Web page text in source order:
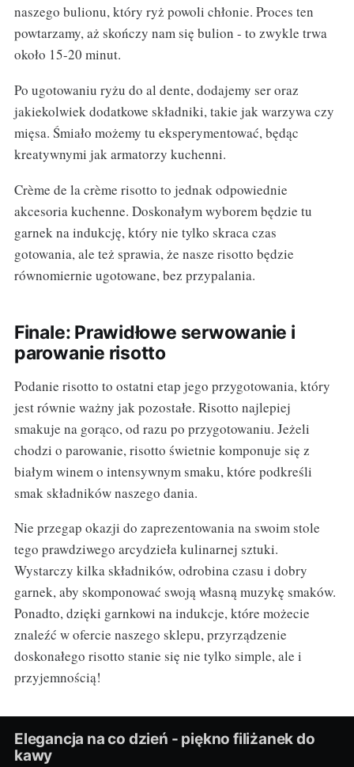
naszego bulionu, który ryż powoli chłonie. Proces ten
powtarzamy, aż skończy nam się bulion - to zwykle trwa
około 15-20 minut.
Po ugotowaniu ryżu do al dente, dodajemy ser oraz
jakiekolwiek dodatkowe składniki, takie jak warzywa czy
mięsa. Śmiało możemy tu eksperymentować, będąc
kreatywnymi jak armatorzy kuchenni.
Crème de la crème risotto to jednak odpowiednie
akcesoria kuchenne. Doskonałym wyborem będzie tu
garnek na indukcję, który nie tylko skraca czas
gotowania, ale też sprawia, że nasze risotto będzie
równomiernie ugotowane, bez przypalania.
Finale: Prawidłowe serwowanie i
parowanie risotto
Podanie risotto to ostatni etap jego przygotowania, który
jest równie ważny jak pozostałe. Risotto najlepiej
smakuje na gorąco, od razu po przygotowaniu. Jeżeli
chodzi o parowanie, risotto świetnie komponuje się z
białym winem o intensywnym smaku, które podkreśli
smak składników naszego dania.
Nie przegap okazji do zaprezentowania na swoim stole
tego prawdziwego arcydzieła kulinarnej sztuki.
Wystarczy kilka składników, odrobina czasu i dobry
garnek, aby skomponować swoją własną muzykę smaków.
Ponadto, dzięki garnkowi na indukcje, które możecie
znaleźć w ofercie naszego sklepu, przyrządzenie
doskonałego risotto stanie się nie tylko simple, ale i
przyjemnością!
Elegancja na co dzień - piękno filiżanek do
kawy